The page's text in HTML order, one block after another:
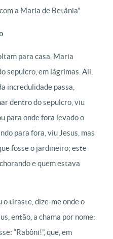
a Maria de Betânia”.
para casa, Maria
sepulcro, em lágrimas. Ali,
incredulidade passa,
dentro do sepulcro, viu
para onde fora levado o
para fora, viu Jesus, mas
fosse o jardineiro; este
e quem estava
o tiraste, dize-me onde o
então, a chama por nome:
“Rabôni!”, que, em